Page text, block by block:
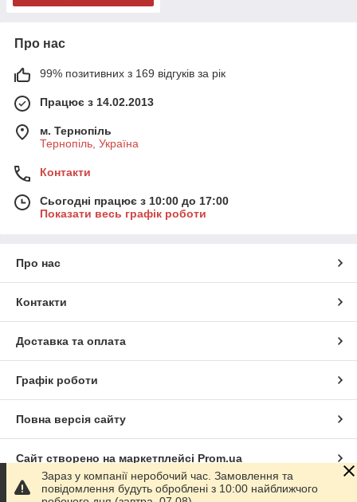
Про нас
99% позитивних з 169 відгуків за рік
Працює з 14.02.2013
м. Тернопіль
Тернопіль, Україна
Контакти
Сьогодні працює з 10:00 до 17:00
Показати весь графік роботи
Про нас
Контакти
Доставка та оплата
Графік роботи
Повна версія сайту
Сайт створено на маркетплейсі Prom.ua
Політика конфіденційності
Зараз у компанії неробочий час. Замовлення та
повідомлення будуть оброблені з 10:00 найближчого